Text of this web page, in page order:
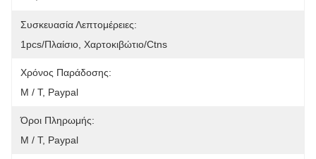
Συσκευασία Λεπτομέρειες:
1pcs/πλαίσιο, Χαρτοκιβώτιο/ctns
Χρόνος Παράδοσης:
Μ / Τ, Paypal
Όροι Πληρωμής:
Μ / Τ, Paypal